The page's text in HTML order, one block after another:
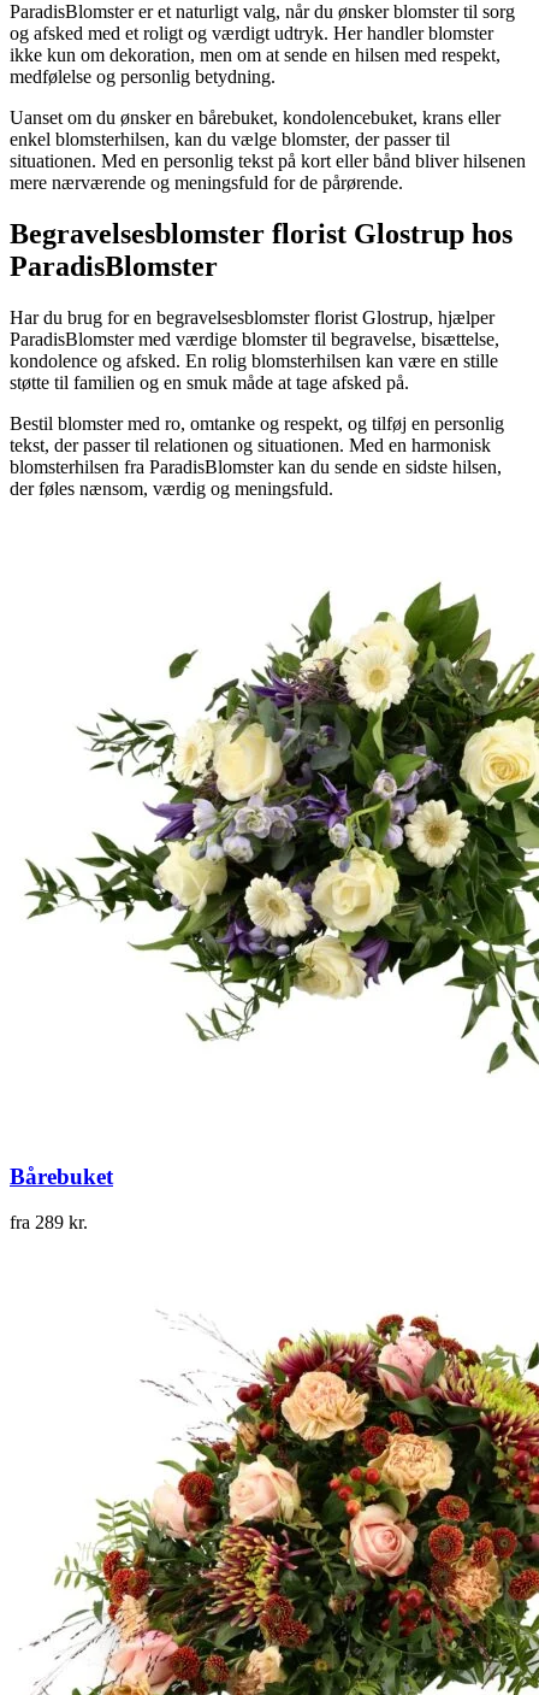
ParadisBlomster er et naturligt valg, når du ønsker blomster til sorg
og afsked med et roligt og værdigt udtryk. Her handler blomster
ikke kun om dekoration, men om at sende en hilsen med respekt,
medfølelse og personlig betydning.
Uanset om du ønsker en bårebuket, kondolencebuket, krans eller
enkel blomsterhilsen, kan du vælge blomster, der passer til
situationen. Med en personlig tekst på kort eller bånd bliver hilsenen
mere nærværende og meningsfuld for de pårørende.
Begravelsesblomster florist Glostrup hos
ParadisBlomster
Har du brug for en begravelsesblomster florist Glostrup, hjælper
ParadisBlomster med værdige blomster til begravelse, bisættelse,
kondolence og afsked. En rolig blomsterhilsen kan være en stille
støtte til familien og en smuk måde at tage afsked på.
Bestil blomster med ro, omtanke og respekt, og tilføj en personlig
tekst, der passer til relationen og situationen. Med en harmonisk
blomsterhilsen fra ParadisBlomster kan du sende en sidste hilsen,
der føles nænsom, værdig og meningsfuld.
Bårebuket
fra 289 kr.